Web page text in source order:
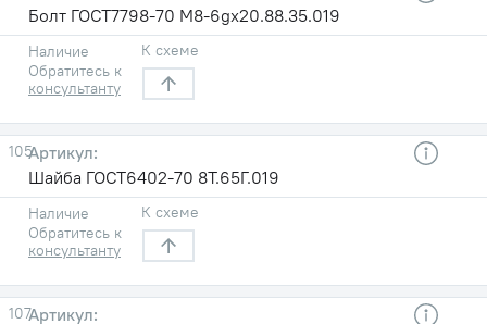
Болт ГОСТ7798-70 М8-6gх20.88.35.019
Наличие
Обратитесь к
консультанту
К схеме
105
Шайба ГОСТ6402-70 8T.65Г.019
Наличие
Обратитесь к
консультанту
К схеме
107